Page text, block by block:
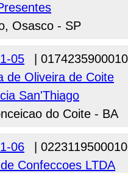
Osasco - SP
05
|
de Oliveira de Coite
San'Thiago
do Coite - BA
06
|
Confeccoes LTDA